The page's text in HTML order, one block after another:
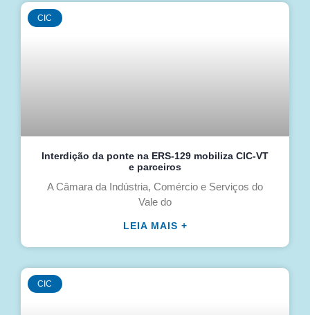
CIC
Interdição da ponte na ERS-129 mobiliza CIC-VT
e parceiros
A Câmara da Indústria, Comércio e Serviços do
Vale do
LEIA MAIS +
CIC